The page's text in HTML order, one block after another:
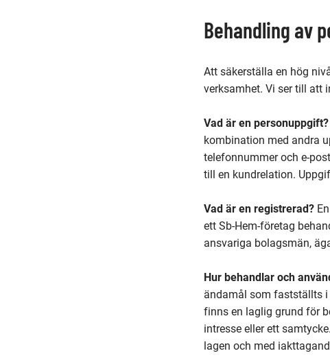
Behandling av
Att säkerställa en hög
verksamhet. Vi ser till att
Vad är en personuppgift?
kombination med andra
telefonnummer och e-
till en kundrelation.
Vad är en registrerad?
ett Sb-Hem-företag
ansvariga bolagsmän,
Hur behandlar och
ändamål som fastställts
finns en laglig grund för
intresse eller ett
lagen och med